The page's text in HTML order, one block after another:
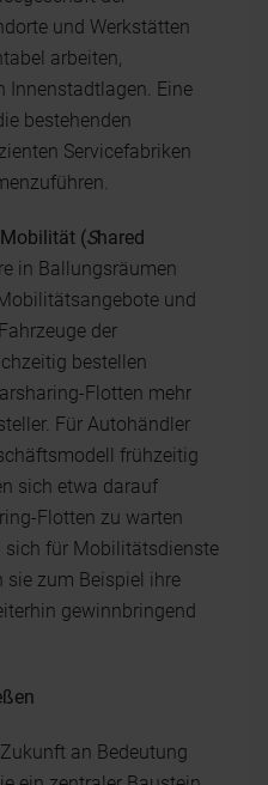
und Werkstätten
arbeiten,
Innenstadtlagen. Eine
bestehenden
Servicefabriken
(Shared
in Ballungsräumen
und
der
bestellen
Flotten mehr
Für Autohändler
frühzeitig
sich etwa darauf
Flotten zu warten
sich für Mobilitätsdienste
sie zum Beispiel ihre
gewinnbringend
an Bedeutung